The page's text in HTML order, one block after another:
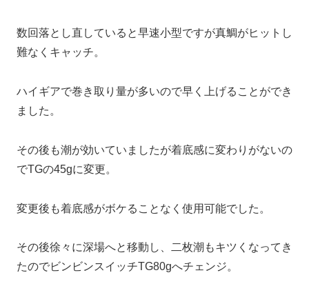
数回落とし直していると早速小型ですが真鯛がヒットし
難なくキャッチ。
ハイギアで巻き取り量が多いので早く上げることができ
ました。
その後も潮が効いていましたが着底感に変わりがないの
でTGの45gに変更。
変更後も着底感がボケることなく使用可能でした。
その後徐々に深場へと移動し、二枚潮もキツくなってき
たのでビンビンスイッチTG80gへチェンジ。